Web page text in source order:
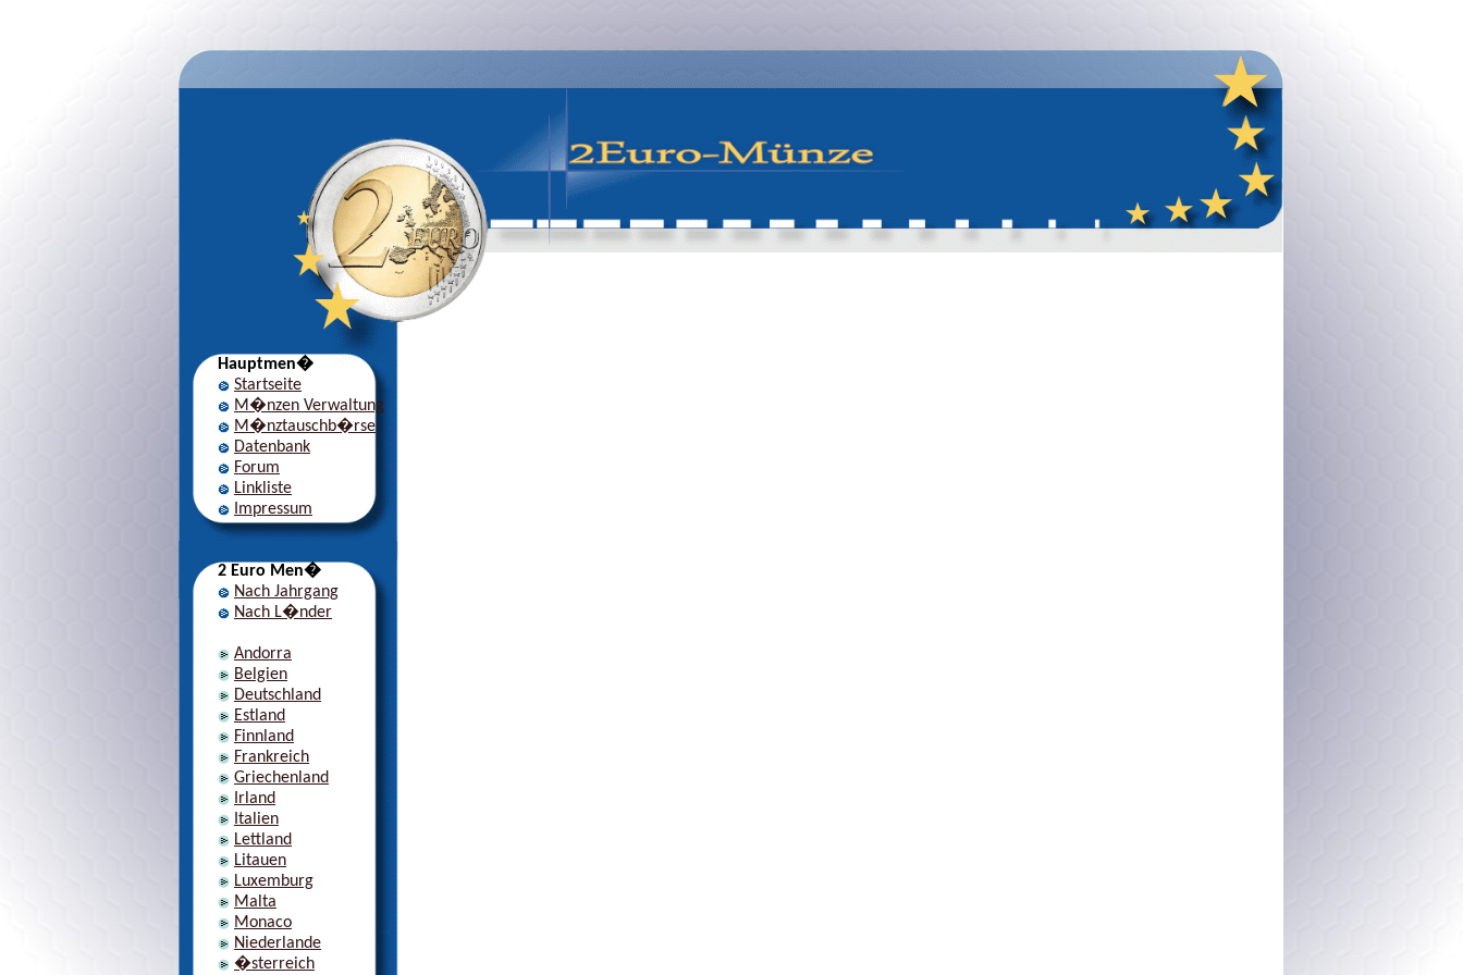
Hauptmen�
Startseite
M�nzen Verwaltung
M�nztauschb�rse
Datenbank
Forum
Linkliste
Impressum
2 Euro Men�
Nach Jahrgang
Nach L�nder
Andorra
Belgien
Deutschland
Estland
Finnland
Frankreich
Griechenland
Irland
Italien
Lettland
Litauen
Luxemburg
Malta
Monaco
Niederlande
�sterreich